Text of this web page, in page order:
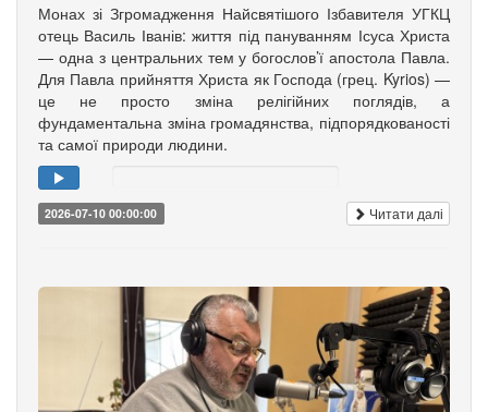
Монах зі Згромадження Найсвятішого Ізбавителя УГКЦ
отець Василь Іванів: життя під пануванням Ісуса Христа
— одна з центральних тем у богослов’ї апостола Павла.
Для Павла прийняття Христа як Господа (грец. Kyrios) —
це не просто зміна релігійних поглядів, а
фундаментальна зміна громадянства, підпорядкованості
та самої природи людини.
2026-07-10 00:00:00 Читати далі